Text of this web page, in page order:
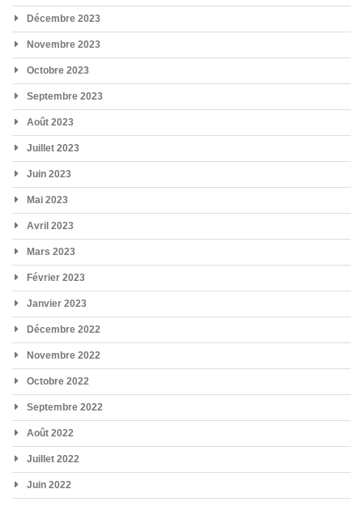
Décembre 2023
Novembre 2023
Octobre 2023
Septembre 2023
Août 2023
Juillet 2023
Juin 2023
Mai 2023
Avril 2023
Mars 2023
Février 2023
Janvier 2023
Décembre 2022
Novembre 2022
Octobre 2022
Septembre 2022
Août 2022
Juillet 2022
Juin 2022